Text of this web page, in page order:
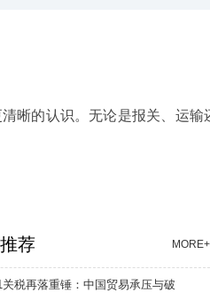
晰的认识。无论是报关、运
荐 MORE+
关税再落重锤：中国贸易承压与破